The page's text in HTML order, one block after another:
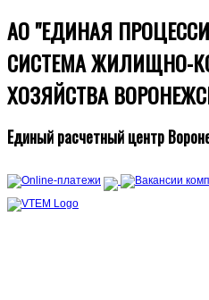
АО "ЕДИНАЯ
СИСТЕМА ЖИЛИЩНО-
ХОЗЯЙСТВА
Единый расчетный центр